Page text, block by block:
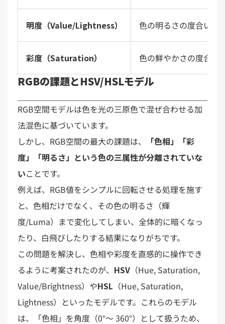
明度（Value/Lightness） 色の明るさの度合い。
彩度（Saturation） 色の鮮やかさの度合い
RGBの課題とHSV/HSLモデル
RGB空間モデルは色を光の三原色で混ぜ合わせる加
法混色に基づいています。
しかし、RGB空間の最大の課題は、
「色相」「彩
度」「明るさ」という色の三属性が分離されていな
いことです。
例えば、RGB値をシンプルに回転させる処理を施す
と、色相だけでなく、その色の明るさ（輝
度/Luma）まで変化してしまい、全体的に暗くなっ
たり、白飛びしたりする結果になりがちです。
この問題を解決し、色相や彩度を直感的に操作でき
るように考案されたのが、 HSV （Hue, Saturation,
Value/Brightness）やHSL （Hue, Saturation,
Lightness）といったモデルです。これらのモデル
は、「色相」を角度（0°〜 360°）として扱うため、